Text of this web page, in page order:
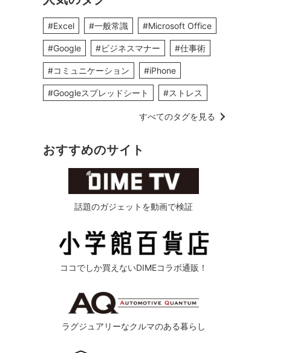
#Excel #一般常識 #Microsoft Office
#Google #ビジネスマナー #仕事術
#コミュニケーション #iPhone
#Googleスプレッドシート #ストレス
すべてのタグを見る
おすすめのサイト
話題のガジェットを動画で検証
ココでしか買えないDIMEコラボ通販！
ラグジュアリーなクルマのある暮らし